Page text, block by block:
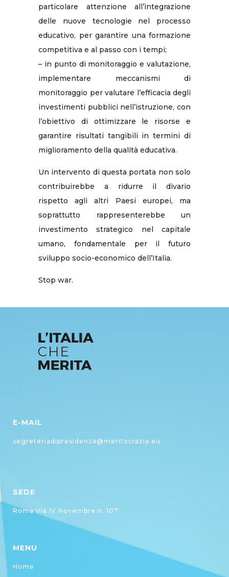
particolare attenzione all’integrazione
delle nuove tecnologie nel processo
educativo, per garantire una formazione
competitiva e al passo con i tempi;
– in punto di monitoraggio e valutazione,
implementare meccanismi di
monitoraggio per valutare l’efficacia degli
investimenti pubblici nell’istruzione, con
l’obiettivo di ottimizzare le risorse e
garantire risultati tangibili in termini di
miglioramento della qualità educativa.
Un intervento di questa portata non solo
contribuirebbe a ridurre il divario
rispetto agli altri Paesi europei, ma
soprattutto rappresenterebbe un
investimento strategico nel capitale
umano, fondamentale per il futuro
sviluppo socio-economico dell’Italia.
Stop war.
E-MAIL
segreteriadipresidenza@meritocrazia.eu
SEDE
Roma Via IV Novembre n. 107
MENU
Home